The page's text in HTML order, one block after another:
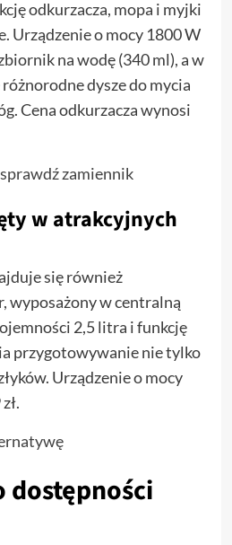
odkurzacza, mopa i myjki
Urządzenie o mocy 1800 W
na wodę (340 ml), a w
dysze do mycia
Cena odkurzacza wynosi
zamiennik
w atrakcyjnych
się również
wyposażony w centralną
2,5 litra i funkcję
przygotowywanie nie tylko
Urządzenie o mocy
dostępności